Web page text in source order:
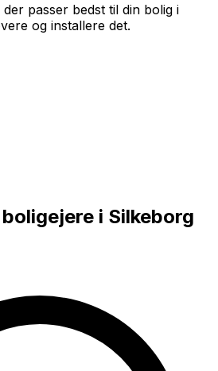
passer bedst til din bolig i
og installere det.
i Silkeborg